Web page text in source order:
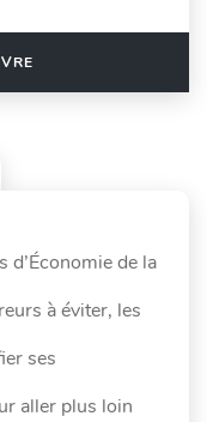
de la
à éviter, les
ses
aller plus loin